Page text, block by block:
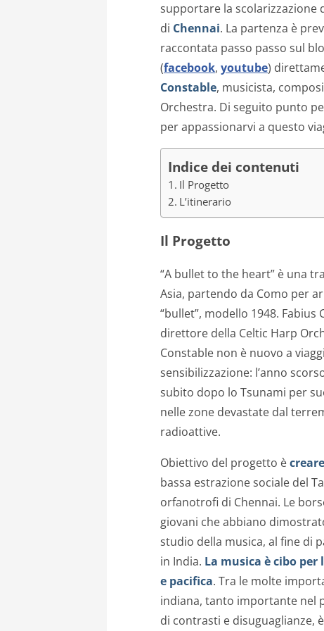
supportare la scolarizzazione
di Chennai. La partenza è
raccontata passo passo sul
(facebook, youtube)
Constable, musicista,
Orchestra. Di seguito punto
per appassionarvi a questo
Indice dei contenuti
Il Progetto
L’itinerario
Il Progetto
“A bullet to the heart” è una
Asia, partendo da Como per
“bullet”, modello 1948.
direttore della Celtic Harp
Constable non è nuovo a
sensibilizzazione: l’anno
subito dopo lo Tsunami per
nelle zone devastate dal
radioattive.
Obiettivo del progetto è
bassa estrazione sociale del
orfanotrofi di Chennai. Le
giovani che abbiano
studio della musica, al fine di
in India. La musica è cibo per
e pacifica. Tra le molte
indiana, tanto importante nel
di contrasti e disuguaglianze,